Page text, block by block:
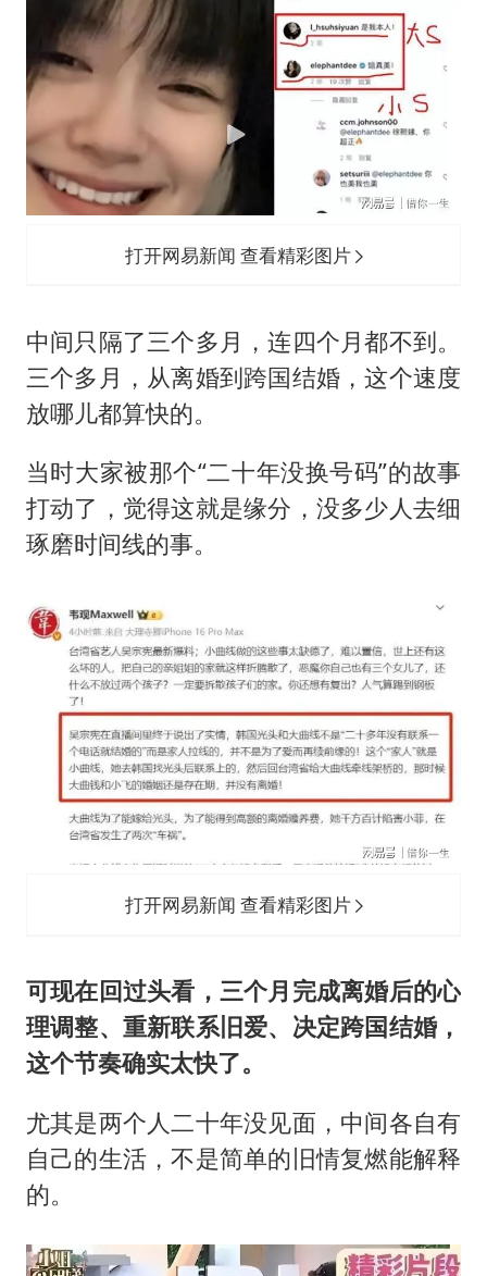
打开网易新闻 查看精彩图片
中间只隔了三个多月，连四个月都不到。
三个多月，从离婚到跨国结婚，这个速度
放哪儿都算快的。
当时大家被那个“二十年没换号码”的故事
打动了，觉得这就是缘分，没多少人去细
琢磨时间线的事。
打开网易新闻 查看精彩图片
可现在回过头看，三个月完成离婚后的心
理调整、重新联系旧爱、决定跨国结婚，
这个节奏确实太快了。
尤其是两个人二十年没见面，中间各自有
自己的生活，不是简单的旧情复燃能解释
的。